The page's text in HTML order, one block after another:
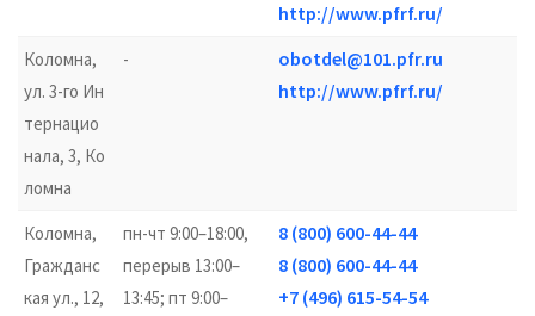
http://www.pfrf.ru/
Коломна,
ул. 3-го Ин
тернацио
нала, 3, Ко
ломна
-
obotdel@101.pfr.ru
http://www.pfrf.ru/
Коломна,
Гражданс
кая ул., 12,
пн-чт 9:00–18:00,
перерыв 13:00–
13:45; пт 9:00–
8 (800) 600-44-44
8 (800) 600-44-44
+7 (496) 615-54-54